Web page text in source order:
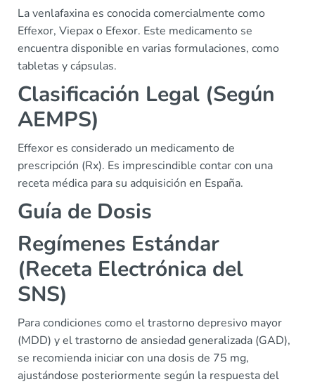
La venlafaxina es conocida comercialmente como
Effexor, Viepax o Efexor. Este medicamento se
encuentra disponible en varias formulaciones, como
tabletas y cápsulas.
Clasificación Legal (Según
AEMPS)
Effexor es considerado un medicamento de
prescripción (Rx). Es imprescindible contar con una
receta médica para su adquisición en España.
Guía de Dosis
Regímenes Estándar
(Receta Electrónica del
SNS)
Para condiciones como el trastorno depresivo mayor
(MDD) y el trastorno de ansiedad generalizada (GAD),
se recomienda iniciar con una dosis de 75 mg,
ajustándose posteriormente según la respuesta del